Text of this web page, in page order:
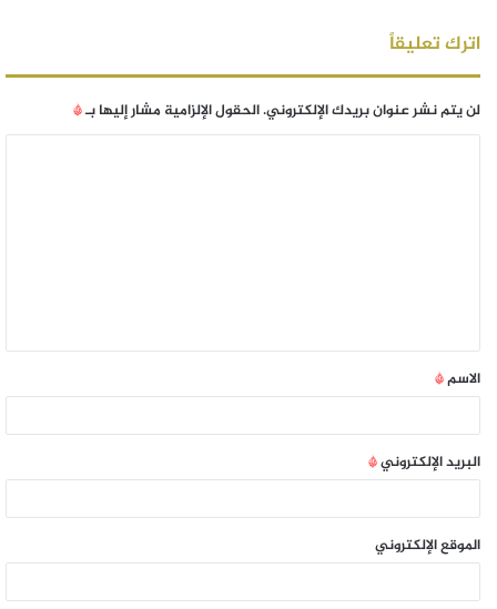
اترك تعليقاً
لن يتم نشر عنوان بريدك الإلكتروني.الحقول الإلزامية مشار إليها بـ*
الاسم*
البريد الإلكتروني*
الموقع الإلكتروني